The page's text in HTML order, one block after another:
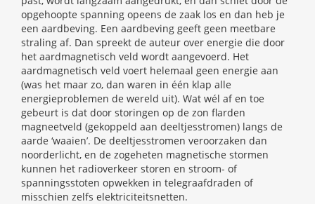
opgehoopte spanning opeens de zaak los en dan heb je
een aardbeving. Een aardbeving geeft geen meetbare
straling af. Dan spreekt de auteur over energie die door
het aardmagnetisch veld wordt aangevoerd. Het
aardmagnetisch veld voert helemaal geen energie aan
(was het maar zo, dan waren in één klap alle
energieproblemen de wereld uit). Wat wél af en toe
gebeurt is dat door storingen op de zon flarden
magneetveld (gekoppeld aan deeltjesstromen) langs de
aarde ‘waaien’. De deeltjesstromen veroorzaken dan
noorderlicht, en de zogeheten magnetische stormen
kunnen het radioverkeer storen en stroom- of
spanningsstoten opwekken in telegraafdraden of
misschien zelfs elektriciteitsnetten.